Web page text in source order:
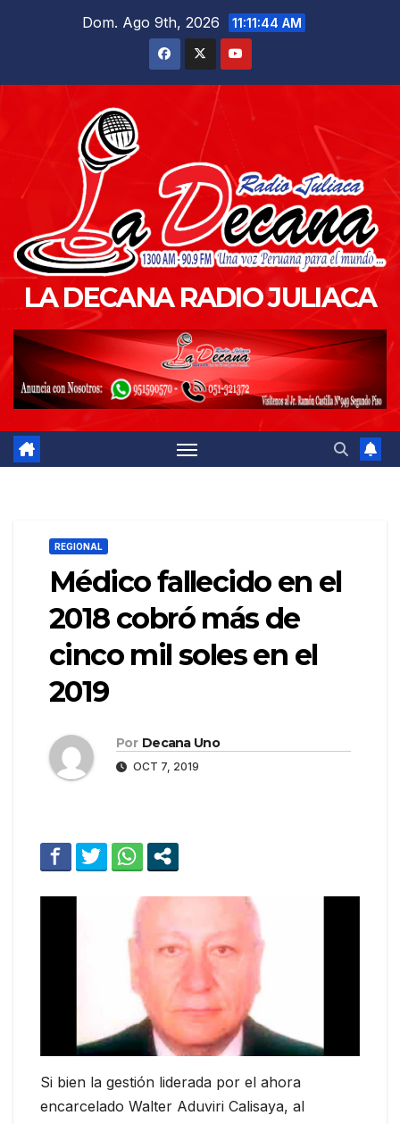
Dom. Ago 9th, 2026 11:11:45 AM
LA DECANA RADIO JULIACA
REGIONAL
Médico fallecido en el
2018 cobró más de
cinco mil soles en el
2019
Por Decana Uno
OCT 7, 2019
Si bien la gestión liderada por el ahora
encarcelado Walter Aduviri Calisaya, al